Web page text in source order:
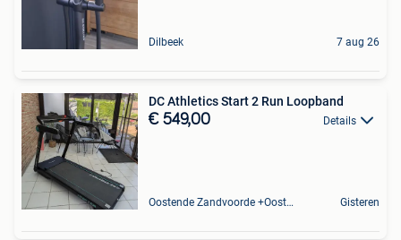
Dilbeek 7 aug 26
DC Athletics Start 2 Run Loopband
€ 549,00 Details
Oostende Zandvoorde +Oostende Gisteren